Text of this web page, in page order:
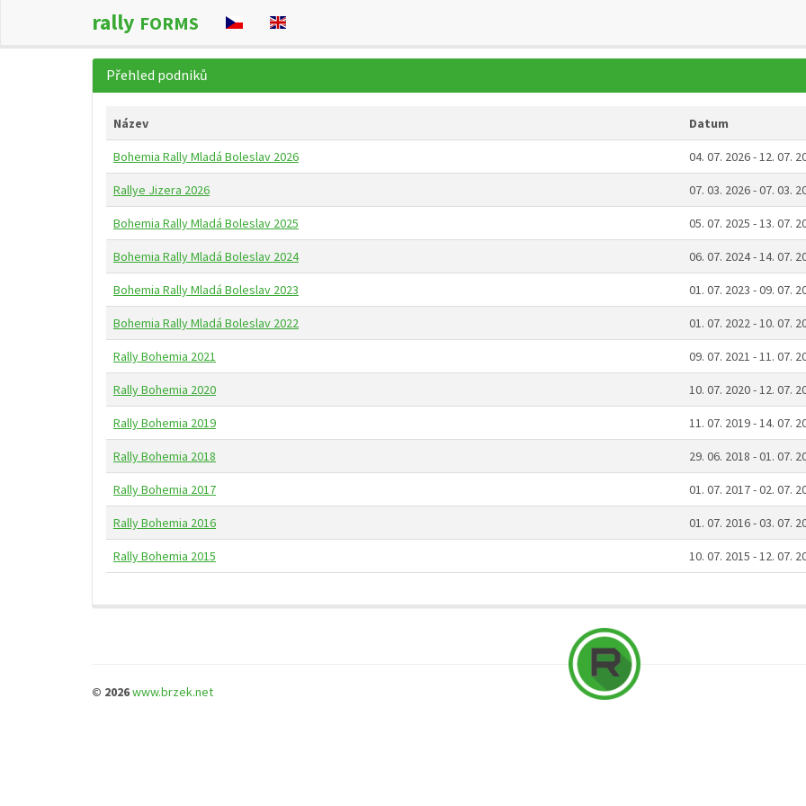
rally FORMS
Přehled podniků
Název Datum
Bohemia Rally Mladá Boleslav 2026 04. 07. 2026 - 12. 07.
Rallye Jizera 2026 07. 03. 2026 - 07. 03.
Bohemia Rally Mladá Boleslav 2025 05. 07. 2025 - 13. 07.
Bohemia Rally Mladá Boleslav 2024 06. 07. 2024 - 14. 07.
Bohemia Rally Mladá Boleslav 2023 01. 07. 2023 - 09. 07.
Bohemia Rally Mladá Boleslav 2022 01. 07. 2022 - 10. 07.
Rally Bohemia 2021 09. 07. 2021 - 11. 07.
Rally Bohemia 2020 10. 07. 2020 - 12. 07.
Rally Bohemia 2019 11. 07. 2019 - 14. 07.
Rally Bohemia 2018 29. 06. 2018 - 01. 07.
Rally Bohemia 2017 01. 07. 2017 - 02. 07.
Rally Bohemia 2016 01. 07. 2016 - 03. 07.
Rally Bohemia 2015 10. 07. 2015 - 12. 07.
© 2026www.brzek.net